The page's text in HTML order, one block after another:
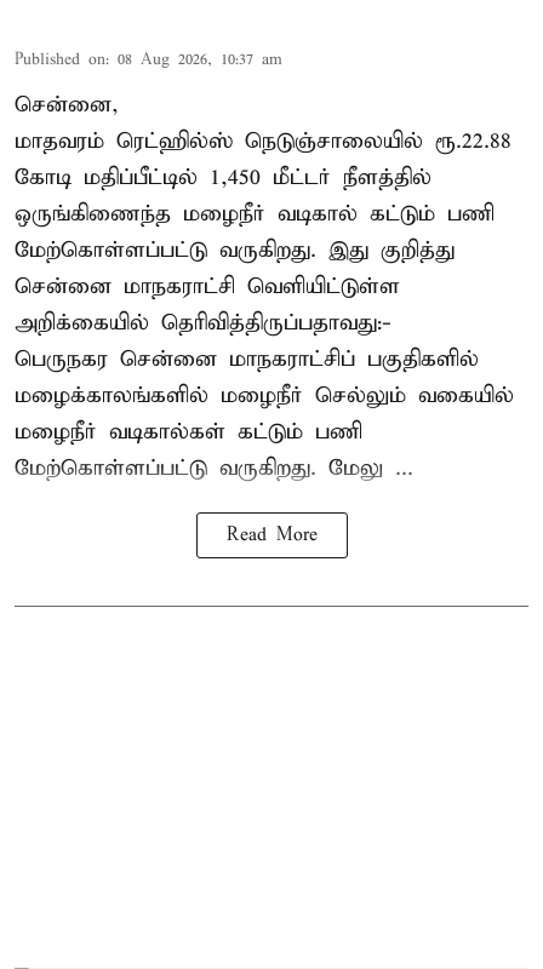
Published on: 08 Aug 2026, 10:37 am
சென்னை,
மாதவரம் ரெட்ஹில்ஸ் நெடுஞ்சாலையில் ரூ.22.88
கோடி மதிப்பீட்டில் 1,450 மீட்டர் நீளத்தில்
ஒருங்கிணைந்த மழைநீர் வடிகால் கட்டும் பணி
மேற்கொள்ளப்பட்டு வருகிறது. இது குறித்து
சென்னை மாநகராட்சி வெளியிட்டுள்ள
அறிக்கையில் தெரிவித்திருப்பதாவது:-
பெருநகர சென்னை மாநகராட்சிப் பகுதிகளில்
மழைக்காலங்களில் மழைநீர் செல்லும் வகையில்
மழைநீர் வடிகால்கள் கட்டும் பணி
மேற்கொள்ளப்பட்டு வருகிறது. மேலு ...
Read More